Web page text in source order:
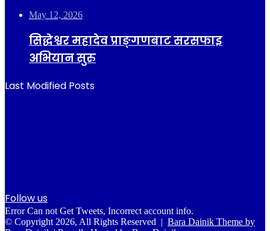
May 12, 2026
सिद्धेश्वर महादेव प्राङ्गणबाट सरसफाइ
अभियान सुरु
Last Modified Posts
Follow us
Error Can not Get Tweets, Incorrect account info.
© Copyright 2026, All Rights Reserved | Bara Dainik Theme by